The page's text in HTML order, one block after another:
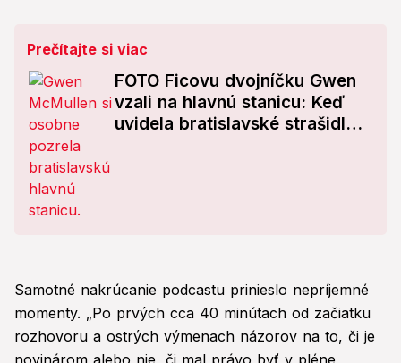
Prečítajte si viac
FOTO Ficovu dvojníčku Gwen
vzali na hlavnú stanicu: Keď
uvidela bratislavské strašidlo,
Samotné nakrúcanie podcastu prinieslo nepríjemné
momenty. „Po prvých cca 40 minútach od začiatku
rozhovoru a ostrých výmenach názorov na to, či je
novinárom alebo nie, či mal právo byť v pléne